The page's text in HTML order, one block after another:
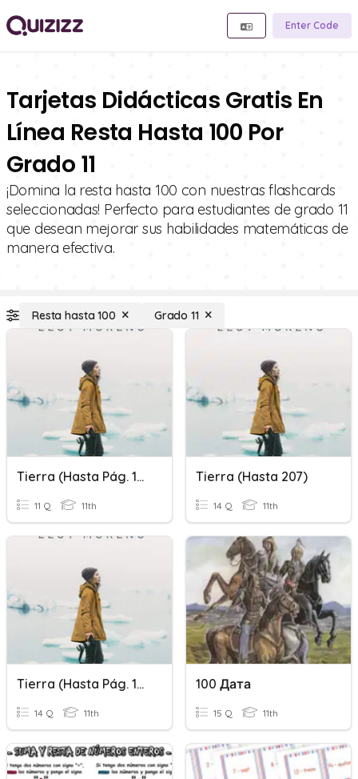
Enter Code
Tarjetas Didácticas Gratis En
Línea Resta Hasta 100 Por
Grado 11
¡Domina la resta hasta 100 con nuestras flashcards
seleccionadas! Perfecto para estudiantes de grado 11
que desean mejorar sus habilidades matemáticas de
manera efectiva.
Resta hasta 100 Grado 11
Tierra (hasta Pág. 109)
11 Q 11th
Tierra (hasta 207)
14 Q 11th
Tierra (hasta Pág. 147)
14 Q 11th
100 Дата
15 Q 11th